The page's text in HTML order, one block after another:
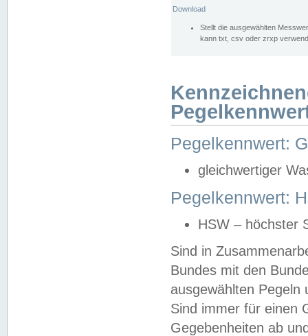
Download
Stellt die ausgewählten
kann txt, csv oder zrxp
Pegelkennwert:
gleichwertiger
Pegelkennwert:
HSW – höchster
Sind in
Bundes mit den
ausgewählten
Sind immer für einen
Gegebenheiten ab